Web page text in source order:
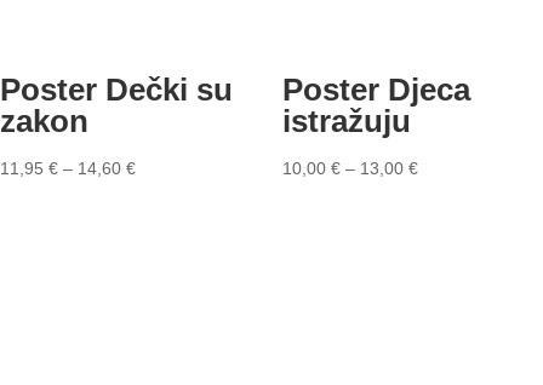
Poster Dečki su
zakon
11,95 € – 14,60 €
Poster Djeca
istražuju
10,00 €– 13,00 €